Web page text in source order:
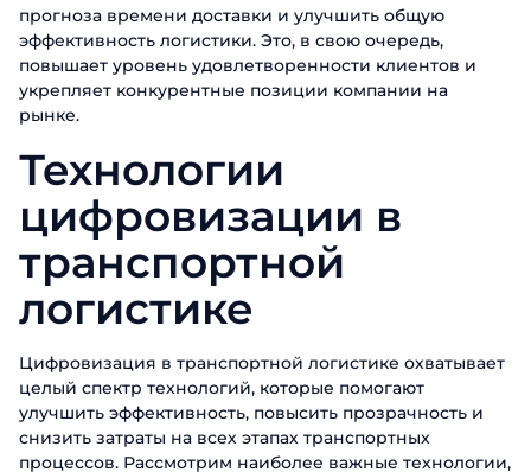
прогноза времени доставки и улучшить общую
эффективность логистики. Это, в свою очередь,
повышает уровень удовлетворенности клиентов и
укрепляет конкурентные позиции компании на
рынке.
Технологии
цифровизации в
транспортной
логистике
Цифровизация в транспортной логистике охватывает
целый спектр технологий, которые помогают
улучшить эффективность, повысить прозрачность и
снизить затраты на всех этапах транспортных
процессов. Рассмотрим наиболее важные технологии,